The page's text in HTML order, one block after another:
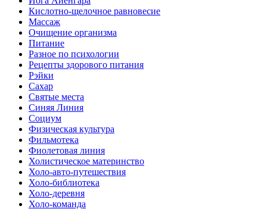
Кислотно-щелочное равновесие
Массаж
Очищение организма
Питание
Разное по психологии
Рецепты здорового питания
Рэйки
Сахар
Святые места
Синяя Линия
Социум
Физическая культура
Фильмотека
Фиолетовая линия
Холистическое материнство
Холо-авто-путешествия
Холо-библиотека
Холо-деревня
Холо-команда